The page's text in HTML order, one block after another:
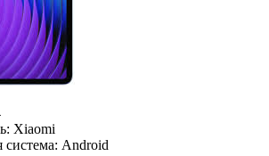
Xiaomi
Android